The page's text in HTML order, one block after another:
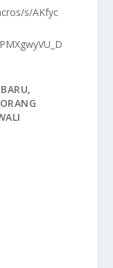
s/AKfyc